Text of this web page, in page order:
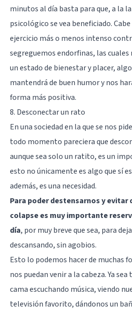
minutos al día basta para que, a la
psicológico se vea beneficiado.
ejercicio más o menos intenso
segreguemos endorfinas, las
un estado de bienestar y placer,
mantendrá de buen humor y nos
forma más positiva.
8. Desconectar un rato
En una sociedad en la que se nos
todo momento pareciera que
aunque sea solo un ratito, es un
esto no únicamente es algo que sí
además, es una necesidad.
Para poder destensarnos y evitar
colapse es muy importante
día, por muy breve que sea, para
descansando, sin agobios.
Esto lo podemos hacer de muchas
nos puedan venir a la cabeza. Ya
cama escuchando música, viendo
televisión favorito, dándonos un